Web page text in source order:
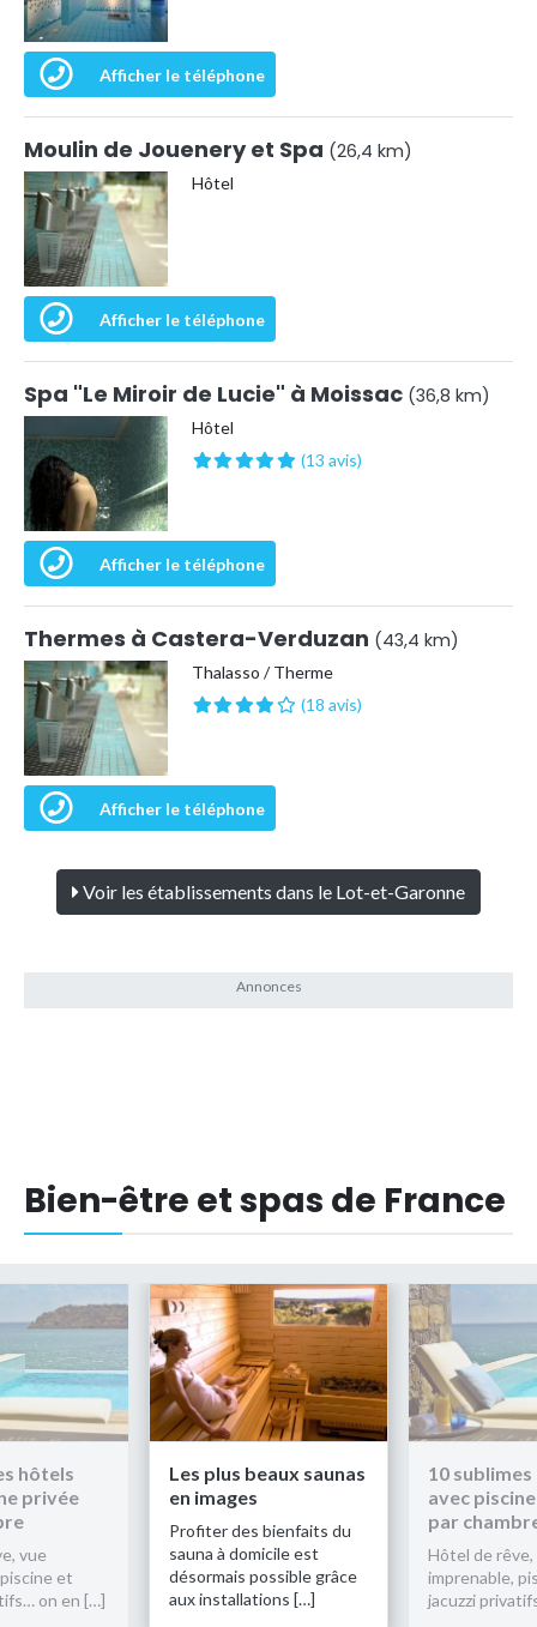
Afficher le téléphone
Moulin de Jouenery et Spa (26,4 km)
Hôtel
Afficher le téléphone
Spa "Le Miroir de Lucie" à Moissac (36,8 km)
Hôtel
(13 avis)
Afficher le téléphone
Thermes à Castera-Verduzan (43,4 km)
Thalasso / Therme
(18 avis)
Afficher le téléphone
Voir les établissements dans le Lot-et-Garonne
Bien-être et spas de France
hôtels
privée
vue
et
on en […]
Les plus beaux saunas
en images
Profiter des bienfaits du
sauna à domicile est
désormais possible grâce
aux installations […]
10
avec
par
Hôtel de rêve,
imprenable,
jacuzzi